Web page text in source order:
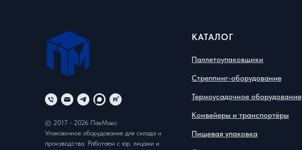
© 2017 - 2026 ПакМакс
Упаковочное оборудование для склада и
производства. Работаем с юр. лицами и
КАТАЛОГ
Паллетоупаковщики
Стреппинг-оборудование
Термоусадочное оборудование
Конвейеры и транспортёры
Пищевая упаковка